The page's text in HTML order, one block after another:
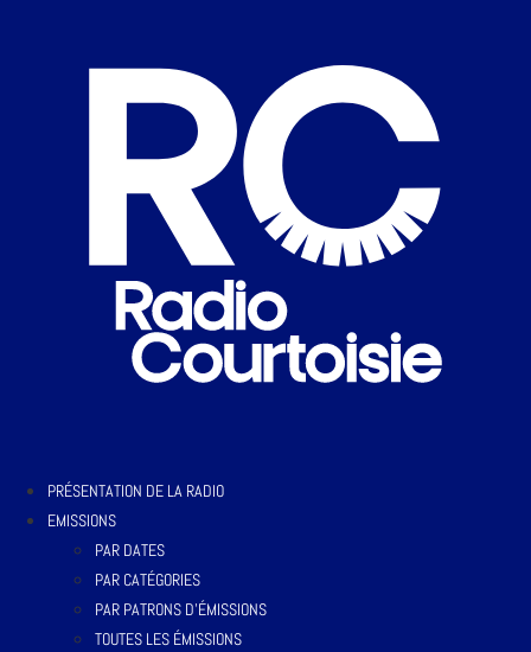
PRÉSENTATION DE LA RADIO
EMISSIONS
PAR DATES
PAR CATÉGORIES
PAR PATRONS D’ÉMISSIONS
TOUTES LES ÉMISSIONS